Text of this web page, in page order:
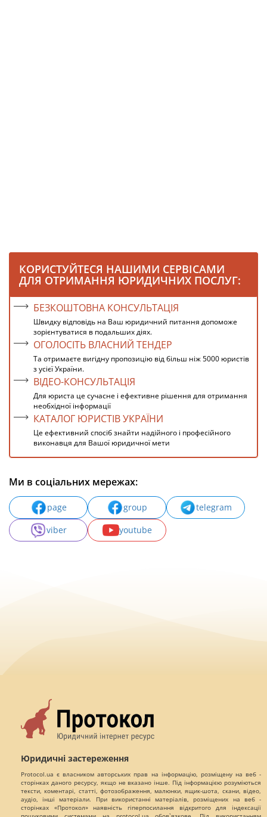
КОРИСТУЙТЕСЯ НАШИМИ СЕРВІСАМИ
ДЛЯ ОТРИМАННЯ ЮРИДИЧНИХ ПОСЛУГ:
БЕЗКОШТОВНА КОНСУЛЬТАЦІЯ
Швидку відповідь на Ваш юридичний питання допоможе
зорієнтуватися в подальших діях.
ОГОЛОСІТЬ ВЛАСНИЙ ТЕНДЕР
Та отримаєте вигідну пропозицію від більш ніж 5000 юристів
з усієї України.
ВІДЕО-КОНСУЛЬТАЦІЯ
Для юриста це сучасне і ефективне рішення для отримання
необхідної інформації
КАТАЛОГ ЮРИСТІВ УКРАЇНИ
Це ефективний спосіб знайти надійного і професійного
виконавця для Вашої юридичної мети
Ми в соціальних мережах:
page group
telegram
viber
youtube
Юридичні застереження
Protocol.ua є власником авторських прав на інформацію, розміщену на веб -
сторінках даного ресурсу, якщо не вказано інше. Під інформацією розуміються
тексти, коментарі, статті, фотозображення, малюнки, ящик-шота, скани, відео,
аудіо, інші матеріали. При використанні матеріалів, розміщених на веб -
сторінках «Протокол» наявність гіперпосилання відкритого для індексації